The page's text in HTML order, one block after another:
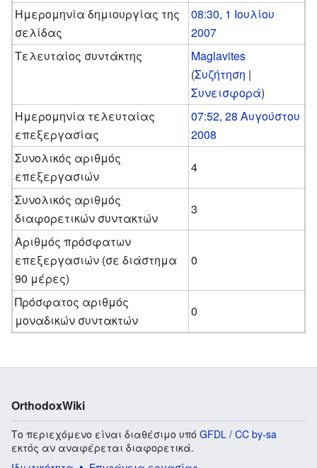
Ημερομηνία δημιουργίας της
σελίδας
08:30, 1 Ιουλίου
2007
Τελευταίος συντάκτης
Maglavites
(Συζήτηση |
Συνεισφορά)
Ημερομηνία τελευταίας
επεξεργασίας
07:52, 28 Αυγούστου
2008
Συνολικός αριθμός
επεξεργασιών
4
Συνολικός αριθμός
διαφορετικών συντακτών
3
Αριθμός πρόσφατων
επεξεργασιών (σε διάστημα
90 μέρες)
0
Πρόσφατος αριθμός
μοναδικών συντακτών
0
OrthodoxWiki
Το περιεχόμενο είναι διαθέσιμο υπό GFDL / CC by-sa
εκτός αν αναφέρεται διαφορετικά.